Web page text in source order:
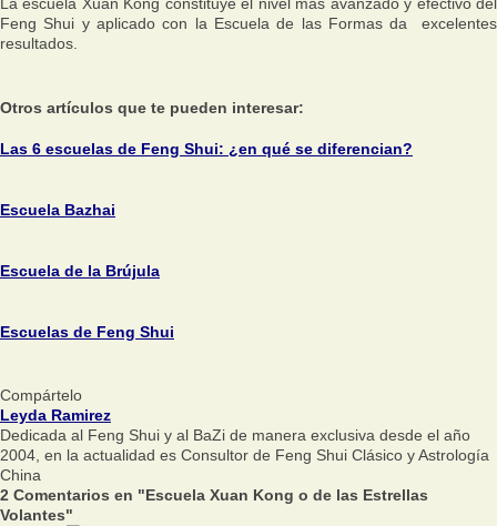
Feng Shui y aplicado con la Escuela de las Formas da excelentes
resultados.
Otros artículos que te pueden interesar:
Las 6 escuelas de Feng Shui: ¿en qué se diferencian?
Escuela Bazhai
Escuela de la Brújula
Escuelas de Feng Shui
Compártelo
Leyda Ramirez
Dedicada al Feng Shui y al BaZi de manera exclusiva desde el año
2004, en la actualidad es Consultor de Feng Shui Clásico y Astrología
China
2 Comentarios en "Escuela Xuan Kong o de las Estrellas
Volantes"